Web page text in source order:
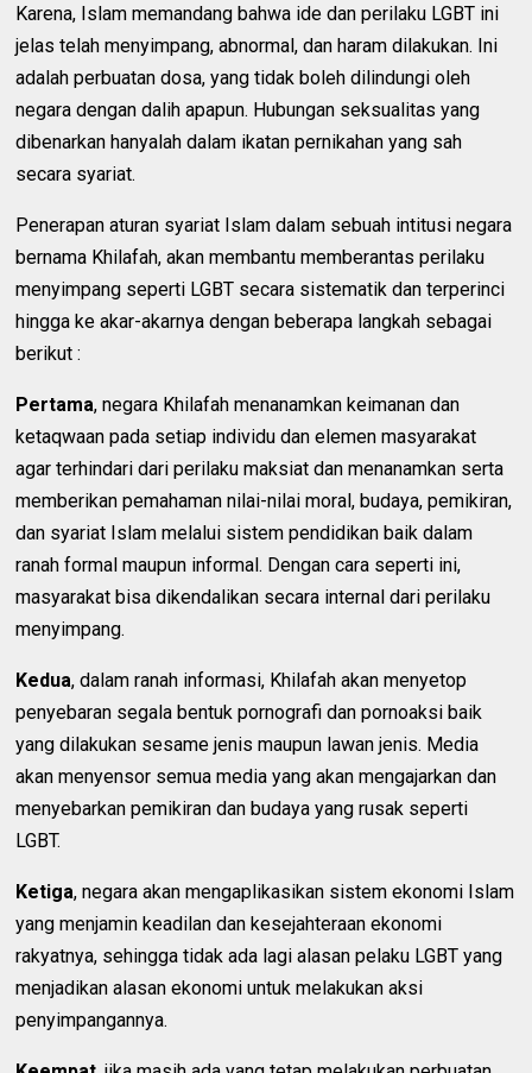
Karena, Islam memandang bahwa ide dan perilaku LGBT ini
jelas telah menyimpang, abnormal, dan haram dilakukan. Ini
adalah perbuatan dosa, yang tidak boleh dilindungi oleh
negara dengan dalih apapun. Hubungan seksualitas yang
dibenarkan hanyalah dalam ikatan pernikahan yang sah
secara syariat.
Penerapan aturan syariat Islam dalam sebuah intitusi negara
bernama Khilafah, akan membantu memberantas perilaku
menyimpang seperti LGBT secara sistematik dan terperinci
hingga ke akar-akarnya dengan beberapa langkah sebagai
berikut :
Pertama, negara Khilafah menanamkan keimanan dan
ketaqwaan pada setiap individu dan elemen masyarakat
agar terhindari dari perilaku maksiat dan menanamkan serta
memberikan pemahaman nilai-nilai moral, budaya, pemikiran,
dan syariat Islam melalui sistem pendidikan baik dalam
ranah formal maupun informal. Dengan cara seperti ini,
masyarakat bisa dikendalikan secara internal dari perilaku
menyimpang.
Kedua, dalam ranah informasi, Khilafah akan menyetop
penyebaran segala bentuk pornografi dan pornoaksi baik
yang dilakukan sesame jenis maupun lawan jenis. Media
akan menyensor semua media yang akan mengajarkan dan
menyebarkan pemikiran dan budaya yang rusak seperti
LGBT.
Ketiga, negara akan mengaplikasikan sistem ekonomi Islam
yang menjamin keadilan dan kesejahteraan ekonomi
rakyatnya, sehingga tidak ada lagi alasan pelaku LGBT yang
menjadikan alasan ekonomi untuk melakukan aksi
penyimpangannya.